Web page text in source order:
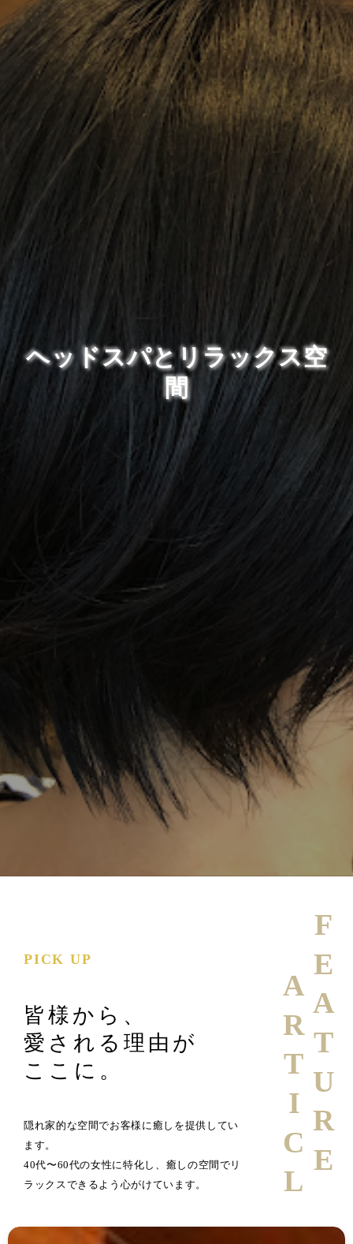
ヘッドスパとリラックス空
間
PICK UP
皆様から、
愛される理由が
ここに。
隠れ家的な空間でお客様に癒しを提供してい
ます。
40代〜60代の女性に特化し、癒しの空間でリ
ラックスできるよう心がけています。
FEATURE
ARTICLE